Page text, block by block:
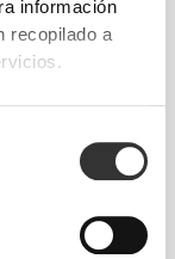
información
recopilado a